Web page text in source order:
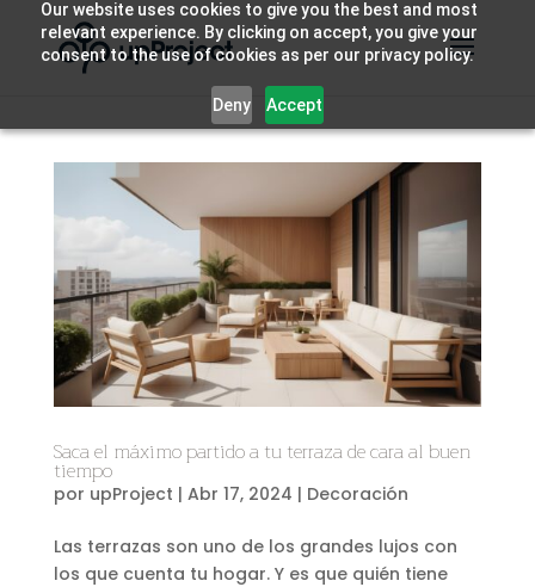
Our website uses cookies to give you the best and most
relevant experience. By clicking on accept, you give your
consent to the use of cookies as per our privacy policy.
Deny Accept
Saca el máximo partido a tu terraza de cara al buen
tiempo
por upProject | Abr 17, 2024 | Decoración
Las terrazas son uno de los grandes lujos con
los que cuenta tu hogar. Y es que quién tiene